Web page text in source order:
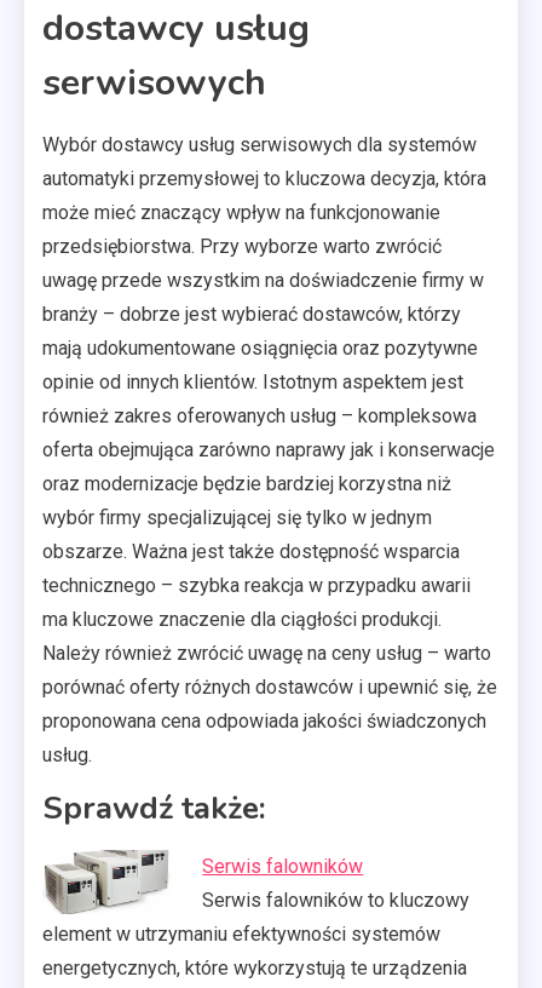
dostawcy usług
serwisowych
Wybór dostawcy usług serwisowych dla systemów
automatyki przemysłowej to kluczowa decyzja, która
może mieć znaczący wpływ na funkcjonowanie
przedsiębiorstwa. Przy wyborze warto zwrócić
uwagę przede wszystkim na doświadczenie firmy w
branży – dobrze jest wybierać dostawców, którzy
mają udokumentowane osiągnięcia oraz pozytywne
opinie od innych klientów. Istotnym aspektem jest
również zakres oferowanych usług – kompleksowa
oferta obejmująca zarówno naprawy jak i konserwacje
oraz modernizacje będzie bardziej korzystna niż
wybór firmy specjalizującej się tylko w jednym
obszarze. Ważna jest także dostępność wsparcia
technicznego – szybka reakcja w przypadku awarii
ma kluczowe znaczenie dla ciągłości produkcji.
Należy również zwrócić uwagę na ceny usług – warto
porównać oferty różnych dostawców i upewnić się, że
proponowana cena odpowiada jakości świadczonych
usług.
Sprawdź także:
Serwis falowników
Serwis falowników to kluczowy
element w utrzymaniu efektywności systemów
energetycznych, które wykorzystują te urządzenia